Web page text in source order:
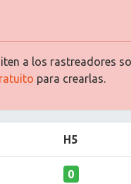
a los rastreadores
para crearlas.
H5
0